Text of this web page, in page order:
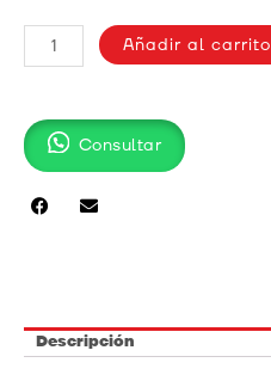
MOUSE
SUBLIMADO
/
FP-
2015
cantidad
Añadir al carrito
Consultar
Descripción